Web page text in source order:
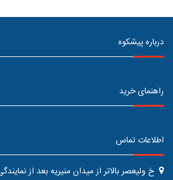
درباره پیشکوه
راهنمای خرید
اطلاعات تماس
خ ولیعصر بالاتر از میدان منیریه بعد از نمایندگی